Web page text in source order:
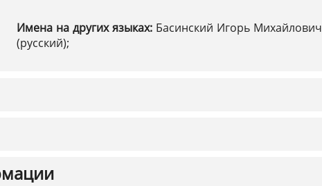
Имена на других языках: Басинский Игорь Михайлович
(русский);